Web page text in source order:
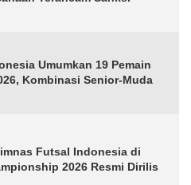
Umumkan 19 Pemain
Kombinasi Senior-Muda
Futsal Indonesia di
2026 Resmi Dirilis